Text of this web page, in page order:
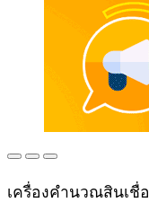
เครื่องคำนวณสินเชื่อ